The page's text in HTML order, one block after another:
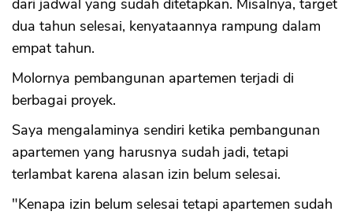
dari jadwal yang sudah ditetapkan. Misalnya, target
dua tahun selesai, kenyataannya rampung dalam
empat tahun.
Molornya pembangunan apartemen terjadi di
berbagai proyek.
Saya mengalaminya sendiri ketika pembangunan
apartemen yang harusnya sudah jadi, tetapi
terlambat karena alasan izin belum selesai.
"Kenapa izin belum selesai tetapi apartemen sudah